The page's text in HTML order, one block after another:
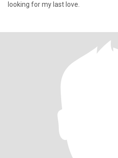
looking for my last love.